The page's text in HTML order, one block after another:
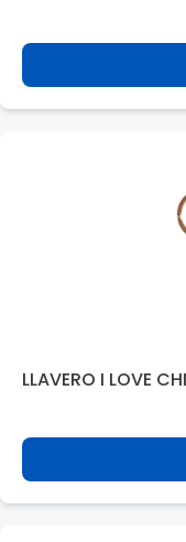
LLAVERO I